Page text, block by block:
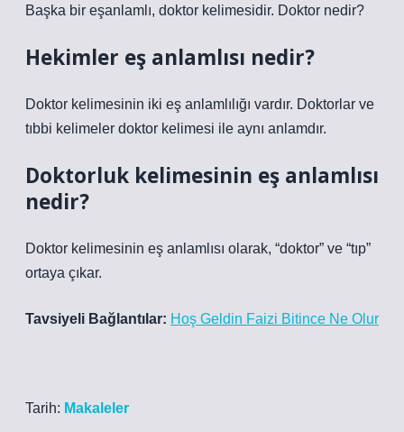
Başka bir eşanlamlı, doktor kelimesidir. Doktor nedir?
Hekimler eş anlamlısı nedir?
Doktor kelimesinin iki eş anlamlılığı vardır. Doktorlar ve
tıbbi kelimeler doktor kelimesi ile aynı anlamdır.
Doktorluk kelimesinin eş anlamlısı
nedir?
Doktor kelimesinin eş anlamlısı olarak, “doktor” ve “tıp”
ortaya çıkar.
Tavsiyeli Bağlantılar: Hoş Geldin Faizi Bitince Ne Olur
Tarih: Makaleler